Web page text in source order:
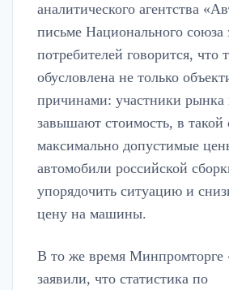
аналитического агентства
письме Национального
потребителей говорится, что
обусловлена не только
причинами: участники рынка
завышают стоимость, в такой
максимально допустимые
автомобили российской
упорядочить ситуацию и
цену на машины.
В то же время Минпромторге
заявили, что статистика по